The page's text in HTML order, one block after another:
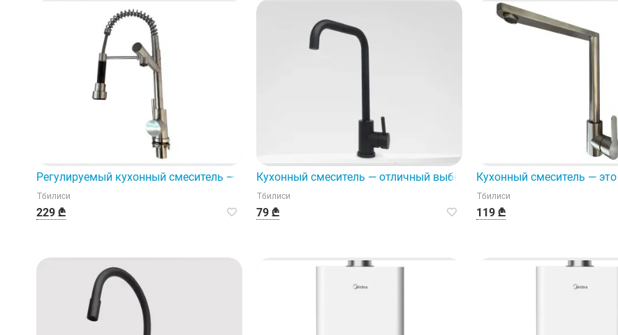
Регулируемый кухонный смеситель — это современное и функциональное дополнение к вашей кухне.
Тбилиси
229 ₾
Кухонный смеситель — отличный выбор для модернизации вашей
Тбилиси
79 ₾
Кухонный смеситель —
Тбилиси
119 ₾